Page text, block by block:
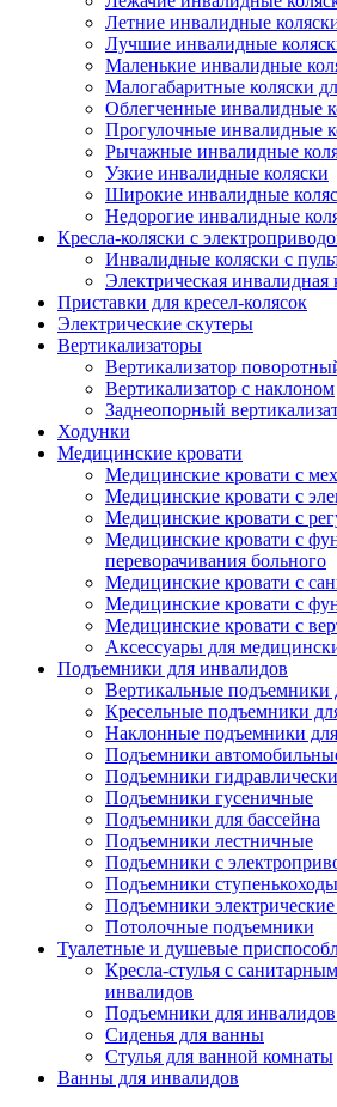
Летние инвалидные
Лучшие инвалидные
Маленькие инвалидные
Малогабаритные коляски
Облегченные инвалидные
Прогулочные инвалидные
Рычажные инвалидные
Узкие инвалидные коляски
Широкие инвалидные
Недорогие инвалидные
Кресла-коляски с
Инвалидные коляски с
Электрическая инвалидная
Приставки для кресел-колясок
Электрические скутеры
Вертикализаторы
Вертикализатор
Вертикализатор с наклоном
Заднеопорный
Ходунки
Медицинские кровати
Медицинские кровати с
Медицинские кровати с
Медицинские кровати с
Медицинские кровати с
переворачивания больного
Медицинские кровати с
Медицинские кровати с
Медицинские кровати с
Аксессуары для
Подъемники для инвалидов
Вертикальные подъемники
Кресельные подъемники
Наклонные подъемники
Подъемники
Подъемники
Подъемники гусеничные
Подъемники для бассейна
Подъемники лестничные
Подъемники с
Подъемники ступенькоходы
Подъемники
Потолочные подъемники
Туалетные и душевые
Кресла-стулья с
инвалидов
Подъемники для
Сиденья для ванны
Стулья для ванной комнаты
Ванны для инвалидов